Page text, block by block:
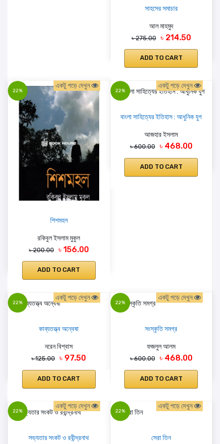
সাহসের সমাচার
আল মাহমুদ
৳ 275.00 ৳ 214.50
ADD TO CART
22%
একটু পড়ে দেখুন
শিশমহল
রকিবুল ইসলাম মুকুল
৳ 200.00 ৳ 156.00
ADD TO CART
22%
একটু পড়ে দেখুন
বাংলা সাহিত্যের ইতিহাস : আধুনিক যুগ
আজহার ইসলাম
৳ 600.00 ৳ 468.00
ADD TO CART
22%
একটু পড়ে দেখুন
কাব্যতত্ত্ব অন্বেষা
নরেন বিশ্বাস
৳ 125.00 ৳ 97.50
ADD TO CART
22%
একটু পড়ে দেখুন
সংস্কৃতি সমগ্র
ফজলুল আলম
৳ 600.00 ৳ 468.00
ADD TO CART
22%
একটু পড়ে দেখুন
সভ্যতার সংকট ও রবীন্দ্রনাথ
22%
একটু পড়ে দেখুন
সেরা তিন